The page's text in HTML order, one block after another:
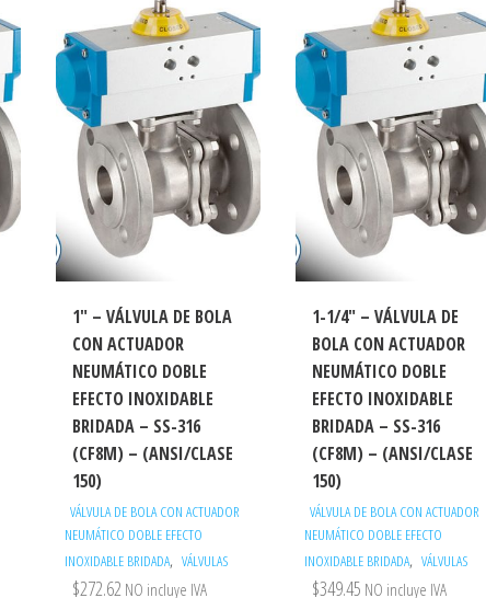
1″ – VÁLVULA DE BOLA
CON ACTUADOR
NEUMÁTICO DOBLE
EFECTO INOXIDABLE
BRIDADA – SS-316
(CF8M) – (ANSI/CLASE
150)
VÁLVULA DE BOLA CON ACTUADOR
NEUMÁTICO DOBLE EFECTO
INOXIDABLE BRIDADA, VÁLVULAS
$272.62 NO incluye IVA
1-1/4″ – VÁLVULA DE
BOLA CON ACTUADOR
NEUMÁTICO DOBLE
EFECTO INOXIDABLE
BRIDADA – SS-316
(CF8M) – (ANSI/CLASE
150)
VÁLVULA DE BOLA CON ACTUADOR
NEUMÁTICO DOBLE EFECTO
INOXIDABLE BRIDADA, VÁLVULAS
$349.45 NO incluye IVA